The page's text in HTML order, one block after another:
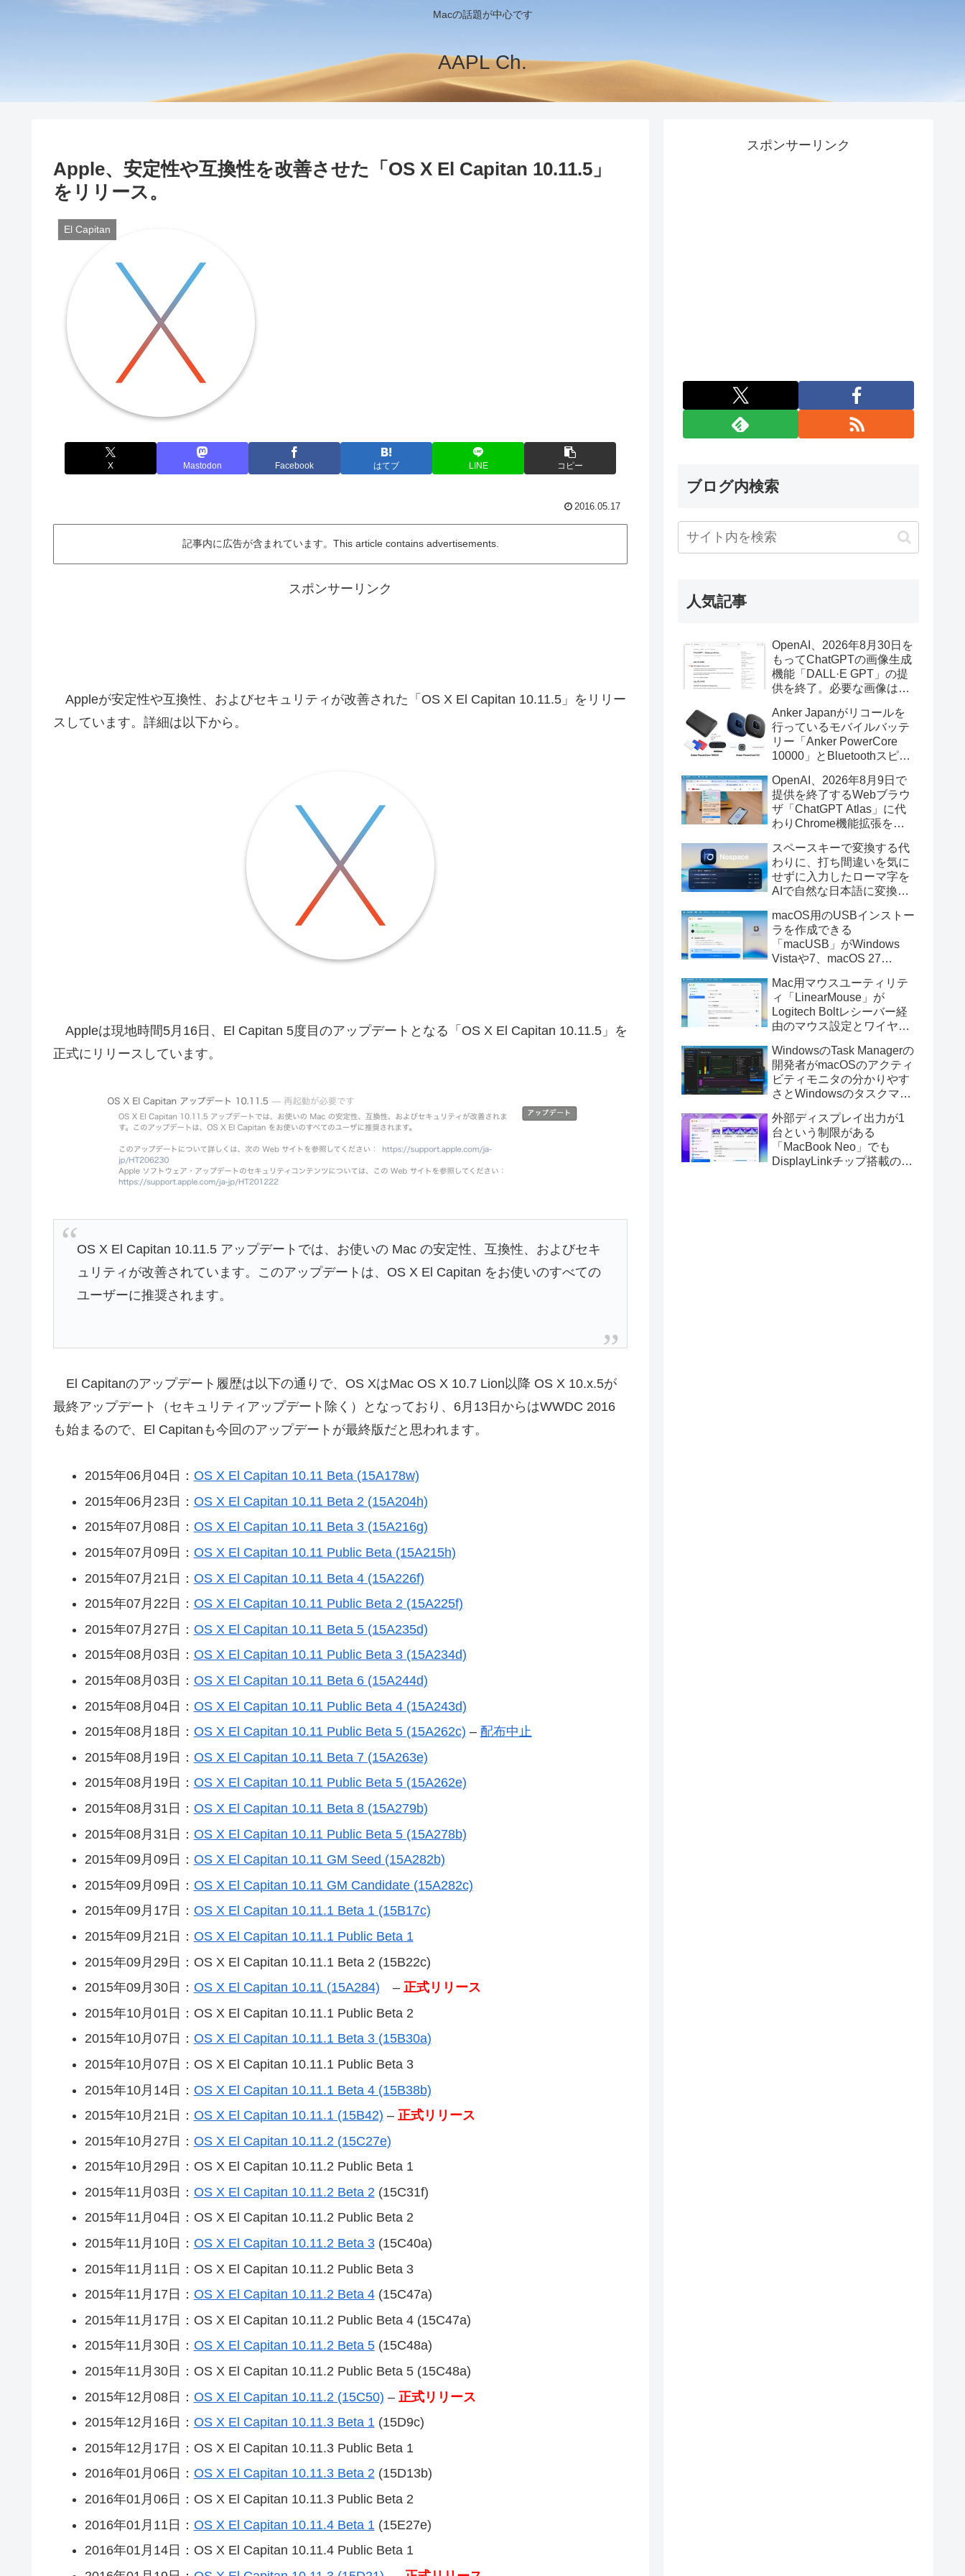
Macの話題が中心です
AAPL Ch.
Apple、安定性や互換性を改善させた「OS X El Capitan 10.11.5」
をリリース。
El Capitan
X Mastodon Facebook はてブ LINE コピー
2016.05.17
記事内に広告が含まれています。This article contains advertisements.
スポンサーリンク
Appleが安定性や互換性、およびセキュリティが改善された「OS X El Capitan 10.11.5」をリリー
スしています。詳細は以下から。
Appleは現地時間5月16日、El Capitan 5度目のアップデートとなる「OS X El Capitan 10.11.5」を
正式にリリースしています。
OS X El Capitan 10.11.5 アップデートでは、お使いの Mac の安定性、互換性、およびセキ
ュリティが改善されています。このアップデートは、OS X El Capitan をお使いのすべての
ユーザーに推奨されます。
El Capitanのアップデート履歴は以下の通りで、OS XはMac OS X 10.7 Lion以降 OS X 10.x.5が
最終アップデート（セキュリティアップデート除く）となっており、6月13日からはWWDC 2016
も始まるので、El Capitanも今回のアップデートが最終版だと思われます。
2015年06月04日： OS X El Capitan 10.11 Beta (15A178w)
2015年06月23日： OS X El Capitan 10.11 Beta 2 (15A204h)
2015年07月08日： OS X El Capitan 10.11 Beta 3 (15A216g)
2015年07月09日： OS X El Capitan 10.11 Public Beta (15A215h)
2015年07月21日： OS X El Capitan 10.11 Beta 4 (15A226f)
2015年07月22日： OS X El Capitan 10.11 Public Beta 2 (15A225f)
2015年07月27日： OS X El Capitan 10.11 Beta 5 (15A235d)
2015年08月03日： OS X El Capitan 10.11 Public Beta 3 (15A234d)
2015年08月03日： OS X El Capitan 10.11 Beta 6 (15A244d)
2015年08月04日： OS X El Capitan 10.11 Public Beta 4 (15A243d)
2015年08月18日： OS X El Capitan 10.11 Public Beta 5 (15A262c) – 配布中止
2015年08月19日： OS X El Capitan 10.11 Beta 7 (15A263e)
2015年08月19日： OS X El Capitan 10.11 Public Beta 5 (15A262e)
2015年08月31日： OS X El Capitan 10.11 Beta 8 (15A279b)
2015年08月31日： OS X El Capitan 10.11 Public Beta 5 (15A278b)
2015年09月09日： OS X El Capitan 10.11 GM Seed (15A282b)
2015年09月09日： OS X El Capitan 10.11 GM Candidate (15A282c)
2015年09月17日： OS X El Capitan 10.11.1 Beta 1 (15B17c)
2015年09月21日： OS X El Capitan 10.11.1 Public Beta 1
2015年09月29日：OS X El Capitan 10.11.1 Beta 2 (15B22c)
2015年09月30日： OS X El Capitan 10.11 (15A284) – 正式リリース
2015年10月01日：OS X El Capitan 10.11.1 Public Beta 2
2015年10月07日： OS X El Capitan 10.11.1 Beta 3 (15B30a)
2015年10月07日：OS X El Capitan 10.11.1 Public Beta 3
2015年10月14日： OS X El Capitan 10.11.1 Beta 4 (15B38b)
2015年10月21日： OS X El Capitan 10.11.1 (15B42) – 正式リリース
2015年10月27日： OS X El Capitan 10.11.2 (15C27e)
2015年10月29日：OS X El Capitan 10.11.2 Public Beta 1
2015年11月03日： OS X El Capitan 10.11.2 Beta 2 (15C31f)
2015年11月04日：OS X El Capitan 10.11.2 Public Beta 2
2015年11月10日： OS X El Capitan 10.11.2 Beta 3(15C40a)
2015年11月11日：OS X El Capitan 10.11.2 Public Beta 3
2015年11月17日： OS X El Capitan 10.11.2 Beta 4(15C47a)
2015年11月17日：OS X El Capitan 10.11.2 Public Beta 4 (15C47a)
2015年11月30日： OS X El Capitan 10.11.2 Beta 5(15C48a)
2015年11月30日：OS X El Capitan 10.11.2 Public Beta 5 (15C48a)
2015年12月08日： OS X El Capitan 10.11.2 (15C50) – 正式リリース
2015年12月16日： OS X El Capitan 10.11.3 Beta 1(15D9c)
2015年12月17日：OS X El Capitan 10.11.3 Public Beta 1
2016年01月06日： OS X El Capitan 10.11.3 Beta 2(15D13b)
2016年01月06日：OS X El Capitan 10.11.3 Public Beta 2
2016年01月11日： OS X El Capitan 10.11.4 Beta 1 (15E27e)
2016年01月14日：OS X El Capitan 10.11.4 Public Beta 1
スポンサーリンク
ブログ内検索
人気記事
OpenAI、2026年8月30日を
もってChatGPTの画像生成
機能「DALL·E GPT」の提
供を終了。必要な画像は期
Anker Japanがリコールを
行っているモバイルバッテ
リー「Anker PowerCore
10000」とBluetoothスピー
辺を焼損する火災が6月に3
件発生していたそうなので
注意を。
OpenAI、2026年8月9日で
提供を終了するWebブラウ
ザ「ChatGPT Atlas」に代
わりChrome機能拡張をア
画の質問やAsk ChatGPT機
能を追加。
スペースキーで変換する代
わりに、打ち間違いを気に
せずに入力したローマ字を
AIで自然な日本語に変換し
力アプリ「Nospace」がリ
リース。
macOS用のUSBインストー
ラを作成できる
「macUSB」がWindows
Vistaや7、macOS 27
トーラの作成に対応。
Mac用マウスユーティリテ
ィ「LinearMouse」が
Logitech Boltレシーバー経
由のマウス設定とワイヤレ
ックボールに対応。
WindowsのTask Managerの
開発者がmacOSのアクティ
ビティモニタの分かりやす
さとWindowsのタスクマネ
Mac用システムモニタアプ
リ「Task Manager TMOG」
のBeta版を公開。
外部ディスプレイ出力が1
台という制限がある
「MacBook Neo」でも
DisplayLinkチップ搭載の